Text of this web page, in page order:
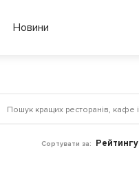
Новини
Сортувати за: Рейтингу